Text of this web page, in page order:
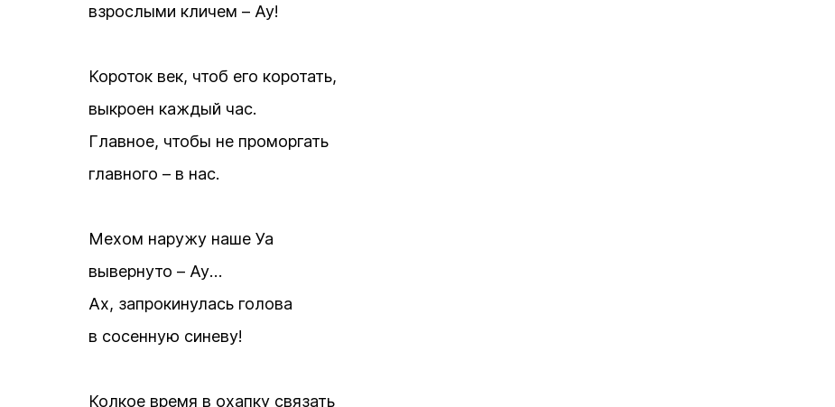
взрослыми кличем – Ау!
Короток век, чтоб его коротать,
выкроен каждый час.
Главное, чтобы не проморгать
главного – в нас.
Мехом наружу наше Уа
вывернуто – Ау…
Ах, запрокинулась голова
в сосенную синеву!
Колкое время в охапку связать